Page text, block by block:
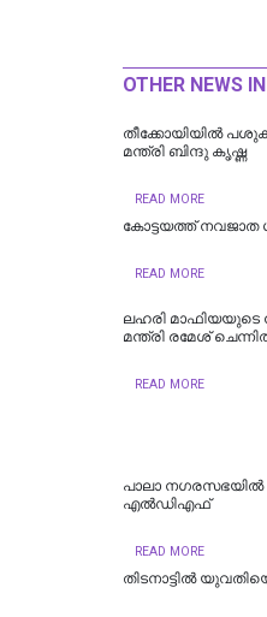
OTHER NEWS
തീക്കോയിയില്‍
മന്ത്രി ബിന്ദു കൃഷ്ണ
READ MORE
കോട്ടയത്ത് നവജാത
READ MORE
ലഹരി
മന്ത്രി രമേശ്
READ MORE
പാലാ നഗരസഭയിൽ
എൽഡിഎഫ്
READ MORE
തിടനാട്ടിൽ